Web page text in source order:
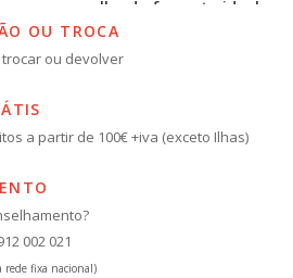
escolha do formato ideal
OU TROCA
ou devolver
a partir de 100€ +iva (exceto Ilhas)
002 021
rede fixa nacional)